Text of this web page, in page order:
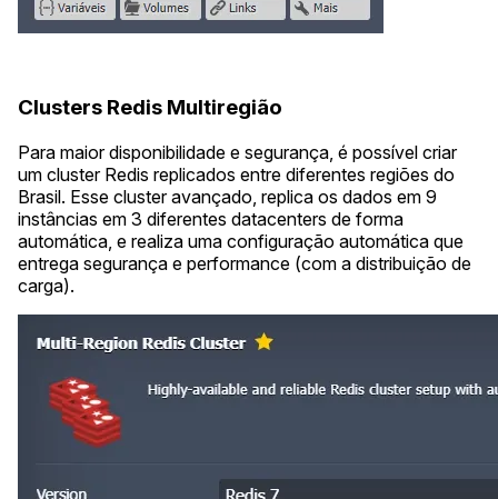
Clusters Redis Multiregião
Para maior disponibilidade e segurança, é possível criar
um cluster Redis replicados entre diferentes regiões do
Brasil. Esse cluster avançado, replica os dados em 9
instâncias em 3 diferentes datacenters de forma
automática, e realiza uma configuração automática que
entrega segurança e performance (com a distribuição de
carga).